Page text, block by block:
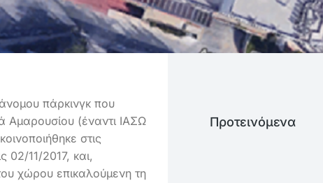
πάρκινγκ που
Αμαρουσίου (έναντι ΙΑΣΩ
στις
02/11/2017, και,
χώρου επικαλούμενη τη
Προτεινόμενα